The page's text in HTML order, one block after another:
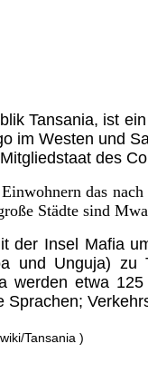
Tansania, ist
im Westen und
des
das
Städte sind
der Insel Mafia
und Unguja) zu
werden etwa
Sprachen;
Tansania )